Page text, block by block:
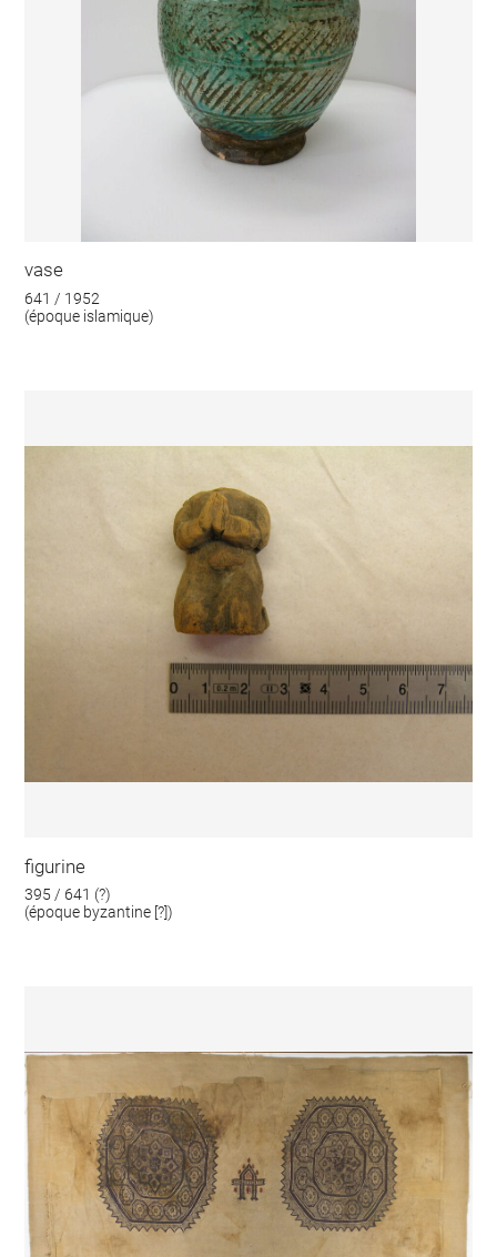
vase
641 / 1952
(époque islamique)
figurine
395 / 641 (?)
(époque byzantine [?])